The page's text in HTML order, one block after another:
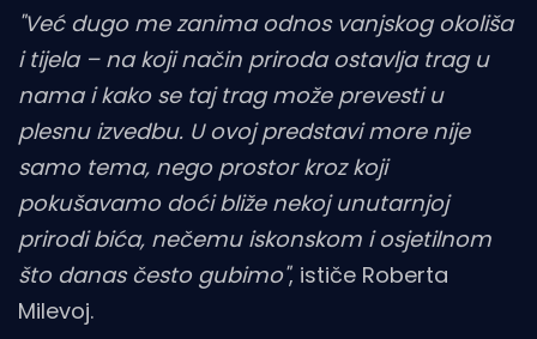
"Već dugo me zanima odnos vanjskog okoliša
i tijela – na koji način priroda ostavlja trag u
nama i kako se taj trag može prevesti u
plesnu izvedbu. U ovoj predstavi more nije
samo tema, nego prostor kroz koji
pokušavamo doći bliže nekoj unutarnjoj
prirodi bića, nečemu iskonskom i osjetilnom
što danas često gubimo", ističe Roberta
Milevoj.